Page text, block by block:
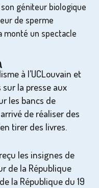
géniteur biologique
de sperme
monté un spectacle
à l’UCLouvain et
la presse aux
les bancs de
de réaliser des
tirer des livres.
les insignes de
de la République
la République du 19